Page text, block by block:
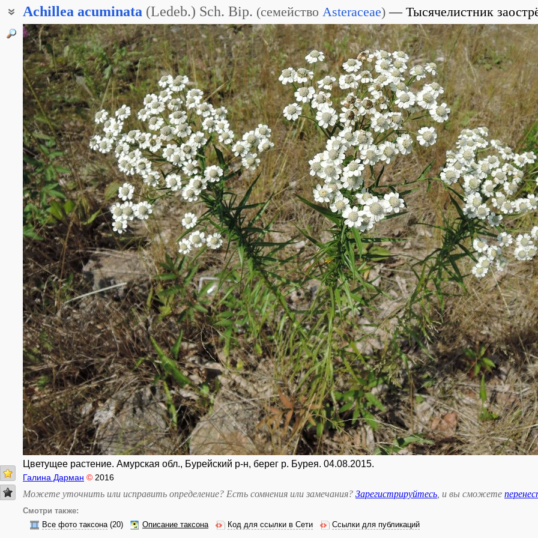
Achillea acuminata (Ledeb.) Sch. Bip. (семейство Asteraceae) Тысячелистник
Чихотная трава заострённая
Чихотник заострённый
Цветущее растение. Амурская обл., Бурейский р-н, берег р. Бурея. 04.08.2015.
Галина Дарман © 2016
Можете уточнить или исправить определение? Есть сомнения или замечания? Зарегистрируйтесь , и вы сможете
Смотри также:
Все фото таксона(20) Описание таксона Код для ссылки в Сети Ссылки для публикаций